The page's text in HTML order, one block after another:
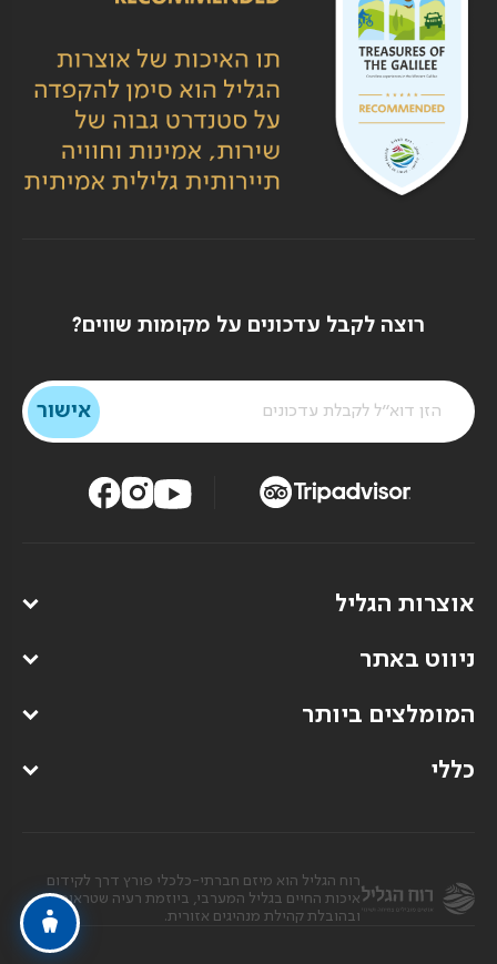
רוצה לקבל עדכונים על מקומות שווים?
אוצרות הגליל
ניווט באתר
המומלצים ביותר
כללי
רוח הגליל הוא מיזם חברתי-כלכלי פורץ דרך לקידום
איכות החיים בגליל המערבי, ביוזמת רעיה שטראוס
ובהובלת קהילת מנהיגים אזורית.